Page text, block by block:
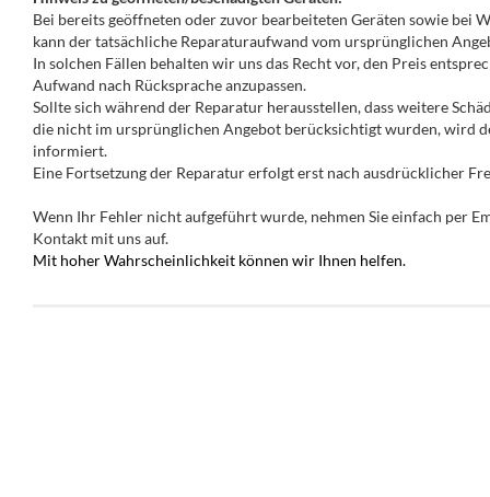
Bei bereits geöffneten oder zuvor bearbeiteten Geräten sowie bei
kann der tatsächliche Reparaturaufwand vom ursprünglichen
In solchen Fällen behalten wir uns das Recht vor, den Preis
Aufwand nach Rücksprache anzupassen.
Sollte sich während der Reparatur herausstellen, dass weitere
die nicht im ursprünglichen Angebot berücksichtigt wurden, wird
informiert.
Eine Fortsetzung der Reparatur erfolgt erst nach ausdrücklicher
Wenn Ihr Fehler nicht aufgeführt wurde, nehmen Sie einfach per
Kontakt mit uns auf.
Mit hoher Wahrscheinlichkeit können wir Ihnen helfen.